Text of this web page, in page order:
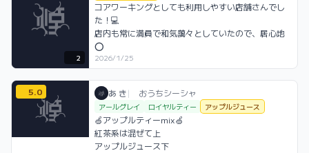
2
コアワーキングとしても利用しやすい店舗さんでし
た！💻
店内も常に満員で和気藹々としていたので、居心地
⭕️
2026/1/25
5.0 あ き / おうちシーシャ / 2025年11月27日
あ き| おうちシーシャ
利用フレーバー
アールグレイ ロイヤルティー アップルジュース
コメント
🍏アップルティーmix🍏
紅茶系は混ぜて上
アップルジュース下
評価